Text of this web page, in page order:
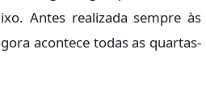
Antes realizada sempre às
acontece todas as quartas-